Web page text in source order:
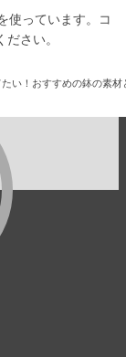
っています。
コ
ださい。
い！おすすめの鉢の素材